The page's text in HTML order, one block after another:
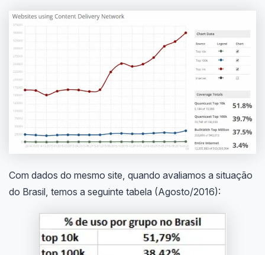
Com dados do mesmo site, quando avaliamos a situação
do Brasil, temos a seguinte tabela (Agosto/2016):